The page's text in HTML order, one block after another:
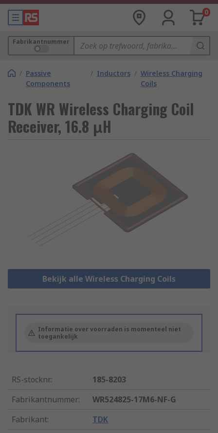
0
Fabrikantnummer
/ Passive
Components
/ Inductors / Wireless Charging
Coils
TDK WR Wireless Charging Coil
Receiver, 16.8 μH
Bekijk alle Wireless Charging Coils
Informatie over voorraden is momenteel niet
toegankelijk
RS-stocknr.:
185-8203
Fabrikantnummer:
WR524825-17M6-NF-G
Fabrikant: TDK